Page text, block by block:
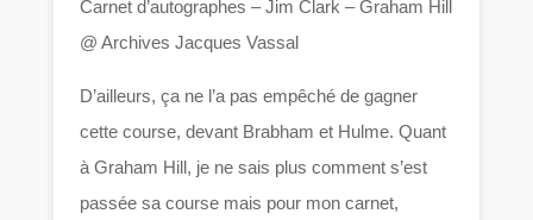
Carnet d’autographes – Jim Clark – Graham Hill
@ Archives Jacques Vassal
D’ailleurs, ça ne l’a pas empêché de gagner
cette course, devant Brabham et Hulme. Quant
à Graham Hill, je ne sais plus comment s’est
passée sa course mais pour mon carnet,